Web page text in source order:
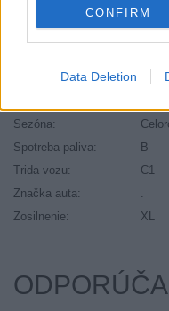
CONFIRM
Data Deletion
Objem:
.
Sezóna:
Spotreba paliva:
B
Trida vozu:
C1
Značka auta:
Zosilnenie:
XL